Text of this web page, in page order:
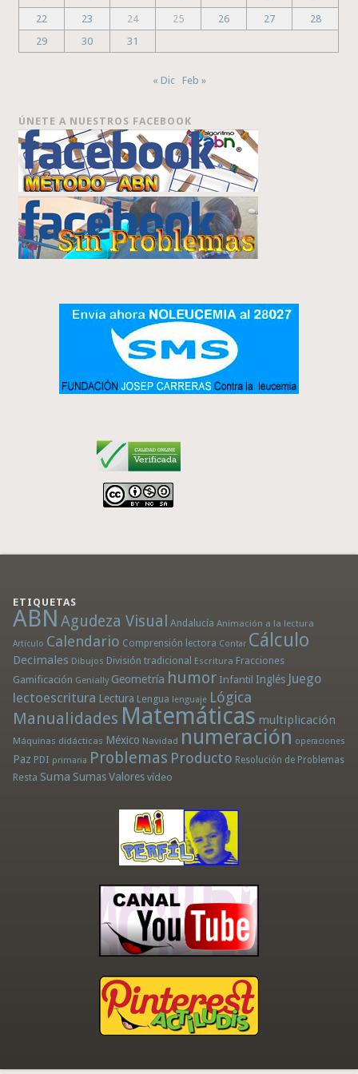
22
23 24 25 26 27
28
29
30 31
« Dic Feb »
ÚNETE A NUESTROS FACEBOOK
ETIQUETAS
ABN Agudeza Visual Andalucía Animación a la lectura
Artículo Calendario Comprensión lectora Contar Cálculo
Decimales Dibujos División tradicional Escritura Fracciones
Gamificación Genially Geometría humor Infantil Inglés Juego
lectoescritura Lectura Lengua lenguaje Lógica
Manualidades Matemáticas multiplicación
Máquinas didácticas México Navidad numeración operaciones
Paz PDI primaria Problemas Producto Resolución de Problemas
Resta Suma Sumas Valores vídeo